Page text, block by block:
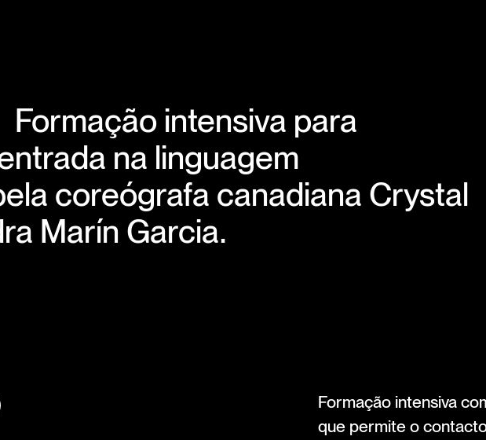
Formação intensiva para
na linguagem
coreógrafa canadiana Crystal
Marín Garcia.
Formação intensiva
que permite o